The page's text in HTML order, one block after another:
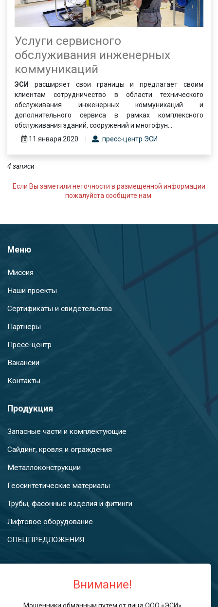
Внимание!
Мошенники обманным путем от лица ООО «ЭСИ»
Услуги сервисного
обслуживания инженерных
коммуникаций
ЭСИ
расширяет свои границы и предлагает своим
клиентам сотрудничество в области технического
обслуживания инженерных коммуникаций и
дополнительного сервиса в рамках комплексного
обслуживания зданий, сооружений и многофун...
11 января 2020
пресс-центр ЭСИ
4 записи
Если Вы заметили неточности в размещенной информации
пожалуйста сообщите нам.
Меню
Миссия
Наши проекты
Сертификаты и свидетельства
Партнеры
Пресс-центр
Вакансии
Контакты
Продукция
Запасные части и комплектующие
Сайдинг, кровля и ограждения
Металлоконструкции
Геосинтетические материалы
Трубы, фасонные изделия и фитинги
Лифтовое оборудование
СПЕЦПРЕДЛОЖЕНИЯ